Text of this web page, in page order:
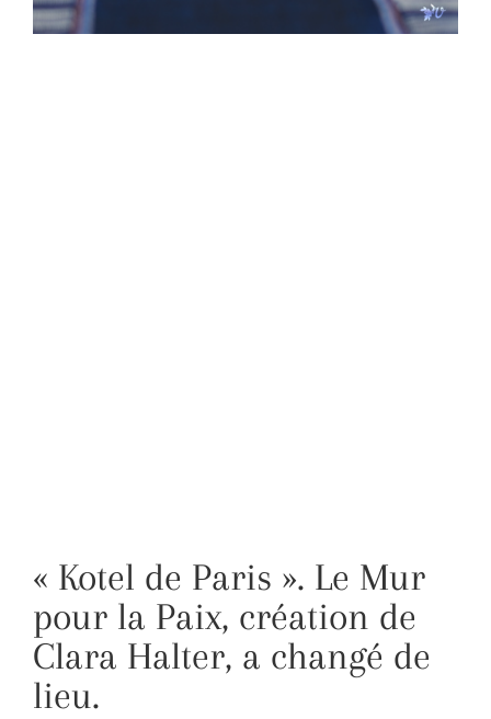
« Kotel de Paris ». Le Mur
pour la Paix, création de
Clara Halter, a changé de
lieu.